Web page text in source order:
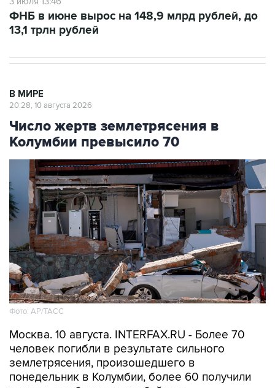
13,1 трлн рублей
Число жертв землетрясения в
Колумбии превысило 70
Фото: АР/ТАСС
Москва. 10 августа. INTERFAX.RU - Более 70
землетрясения, произошедшего в
понедельник в Колумбии, более 60 получили
травмы, сообщает колумбийская
телерадиосеть "Караколь".